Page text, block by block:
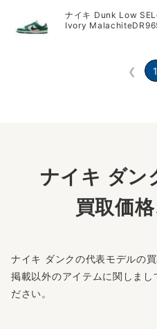
ナイキ Dunk Low
Ivory
❮ 1
ナイキ ダン
買取価格
ナイキ ダンクの代表モデルの
掲載以外のアイテムに関しまし
ださい。